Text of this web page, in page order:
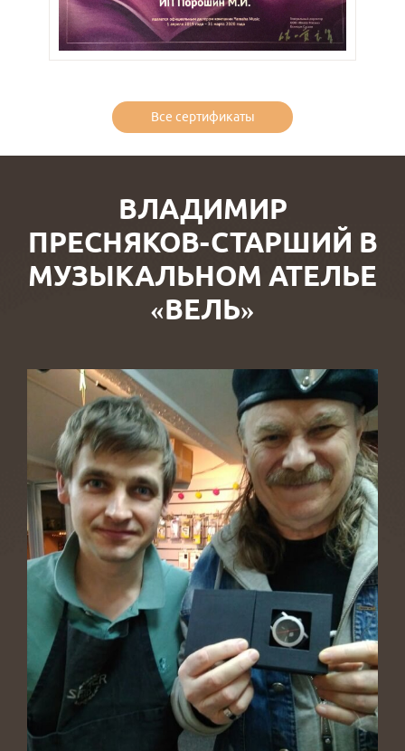
Все сертификаты
ВЛАДИМИР
ПРЕСНЯКОВ-СТАРШИЙ В
МУЗЫКАЛЬНОМ АТЕЛЬЕ
«ВЕЛЬ»